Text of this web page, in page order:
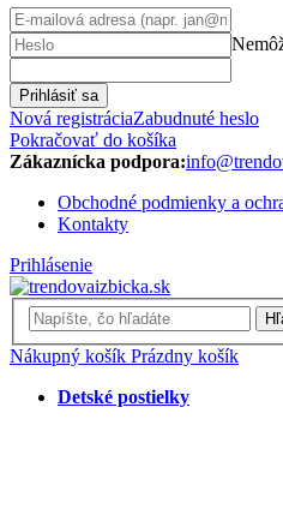
Prihlásiť sa
Nová registráciaZabudnuté heslo
Pokračovať do košíka
Zákaznícka podpora:
Obchodné podmienky a
Kontakty
Prihlásenie
Nákupný košík Prázdny košík
Detské postielky